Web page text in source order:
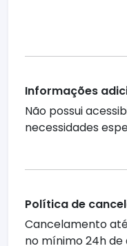
Informações
Não possui
necessidades
Política de
Cancelamento
no mínimo 24h